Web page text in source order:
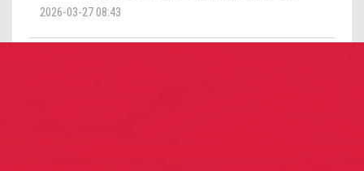
2026-03-27 08:43